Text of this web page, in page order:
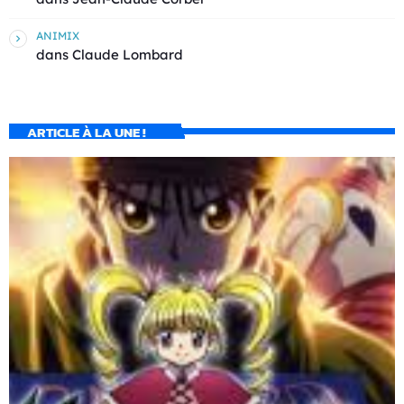
ANIMIX
dans Claude Lombard
ARTICLE À LA UNE !